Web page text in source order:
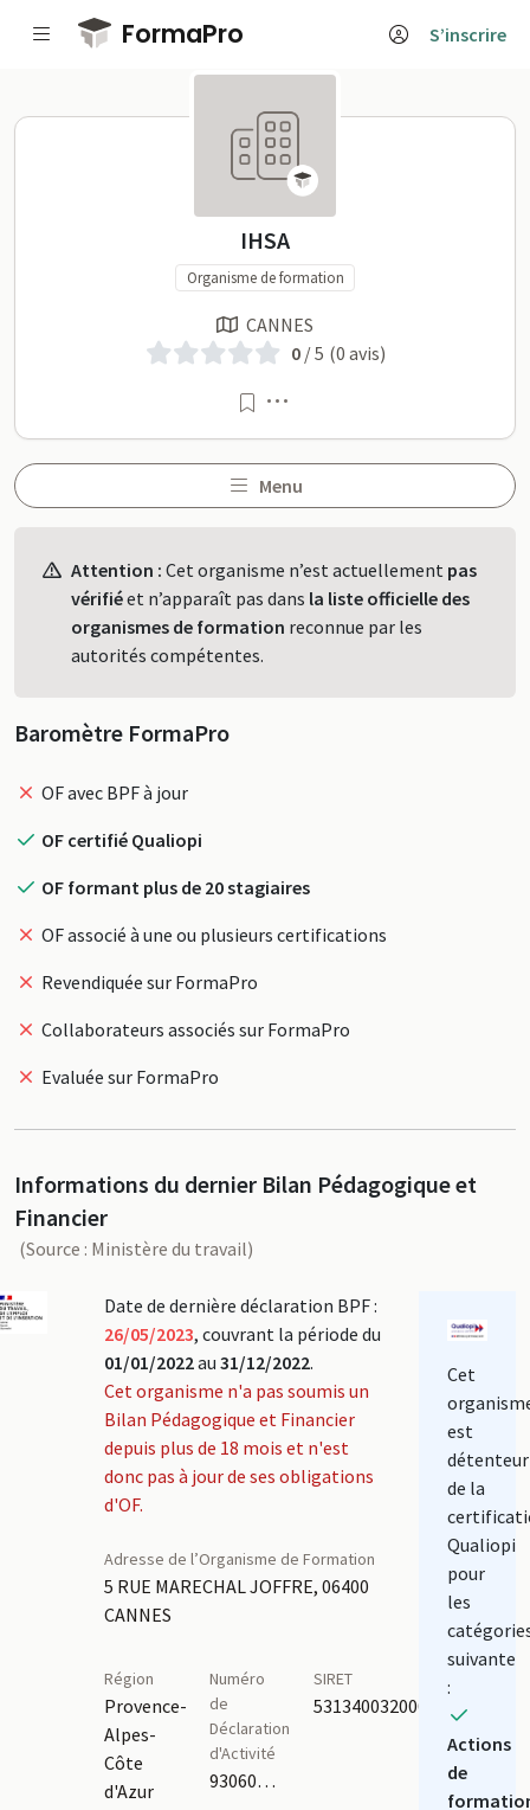
Passer au contenu principal
FormaPro S’inscrire
IHSA sur FormaPro
IHSA
Organisme de formation
CANNES
0/ 5 (0 avis)
Menu
Attention : Cet organisme n’est actuellement pas
vérifiéet n’apparaît pas dans la liste officielle des
organismes de formation reconnue par les
autorités compétentes.
Baromètre FormaPro
OF avec BPF à jour
OF certifié Qualiopi
OF formant plus de 20 stagiaires
OF associé à une ou plusieurs certifications
Revendiquée sur FormaPro
Collaborateurs associés sur FormaPro
Evaluée sur FormaPro
Informations du dernier Bilan Pédagogique et
Financier
(Source : Ministère du travail)
Date de dernière déclaration BPF :
26/05/2023, couvrant la période du
01/01/2022au 31/12/2022.
Cet organisme n'a pas soumis un
Bilan Pédagogique et Financier
depuis plus de 18 mois et n'est
donc pas à jour de ses obligations
d'OF.
Adresse de l’Organisme de Formation
5 RUE MARECHAL JOFFRE, 06400
CANNES
Région
Provence-
Alpes-
Côte
d'Azur
Numéro
de
Déclaration
d'Activité
93060684206
SIRET
53134003200048
Cet
est
détenteur
de la
Qualiopi
pour
les
suivante
:
Actions
de